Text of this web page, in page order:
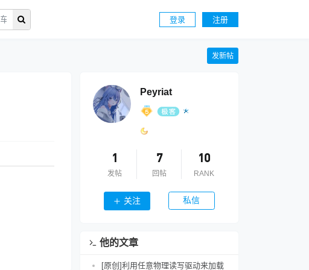
登录 注册
发新帖
Peyriat
1
发帖
7
回帖
10
RANK
关注 私信
他的文章
[原创]利用任意物理读写驱动来加载